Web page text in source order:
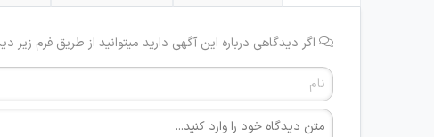
اگر دیدگاهی درباره این آگهی دارید میتوانید از طریق فرم زیر